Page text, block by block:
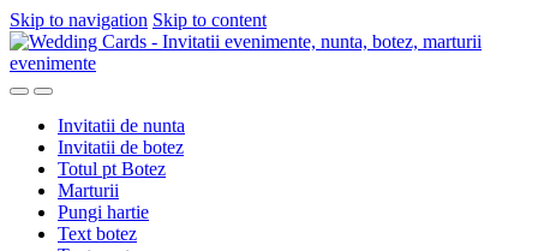
Skip to navigation Skip to content
Invitatii de nunta
Invitatii de botez
Totul pt Botez
Marturii
Pungi hartie
Text botez